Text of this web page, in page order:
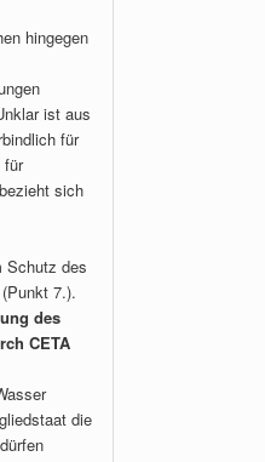
hingegen
ist aus
für
für
sich
Schutz des
7.).
des
CETA
die